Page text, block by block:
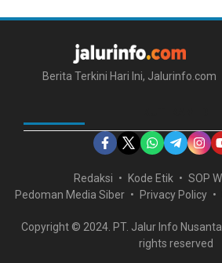
Berita Terkini Hari Ini, Jalurinfo.com
Redaksi Kode Etik
SOP
Pedoman Media Siber
Privacy Policy
Copyright © 2024. PT. Jalur Info
rights reserved